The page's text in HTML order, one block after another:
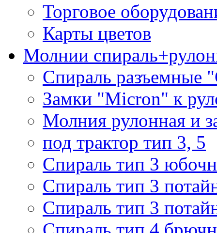
Торговое
Карты цветов
Молнии
Спираль разъемные
Замки "Micron" к
Молния рулонная и
под трактор тип 3, 5
Спираль тип 3
Спираль тип 3
Спираль тип 3